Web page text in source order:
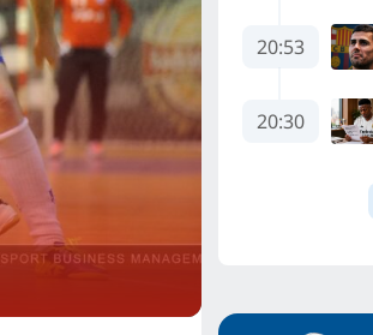
20:53
20:30